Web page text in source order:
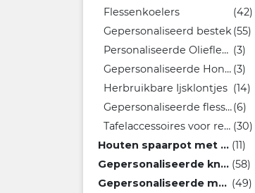
Flessenkoelers
(42)
Gepersonaliseerd bestek(55)
Personaliseer​de Oli​​​eflessen​ (3)
Gepersonaliseerde Honingpotten (3)
Herbruikbare Ijsklontjes (14)
Gepersonaliseerde flessen voor olie en azijn(6)
Tafelaccessoires voor relatiegeschenken (30)
Houten spaarpot met naam (11)
Gepersonaliseerde knuffels (58)
Gepersonaliseerde make-up spiegels (49)